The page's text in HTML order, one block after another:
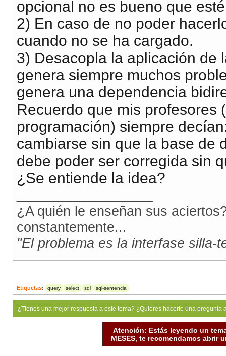
opcional no es bueno que
2) En caso de no poder
cuando no se ha cargado.
3) Desacopla la aplicación de
genera siempre muchos
genera una dependencia
Recuerdo que mis profesores
programación) siempre
cambiarse sin que la base de
debe poder ser corregida sin
¿Se entiende la idea?
¿A quién le enseñan sus
constantemente...
"El problema es la interfase silla-
Etiquetas: query select sql sql-sentencia
¿Tienes una mejor respuesta a este tema? ¿Quiéres hacerle una
Atención: Estás leyendo un
MESES, te recomendamos abrir